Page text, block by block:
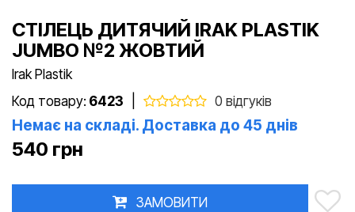
СТІЛЕЦЬ ДИТЯЧИЙ IRAK PLASTIK
JUMBO №2 ЖОВТИЙ
Irak Plastik
Код товару: 6423 0 відгуків
Немає на складі. Доставка до 45 днів
540 грн
ЗАМОВИТИ